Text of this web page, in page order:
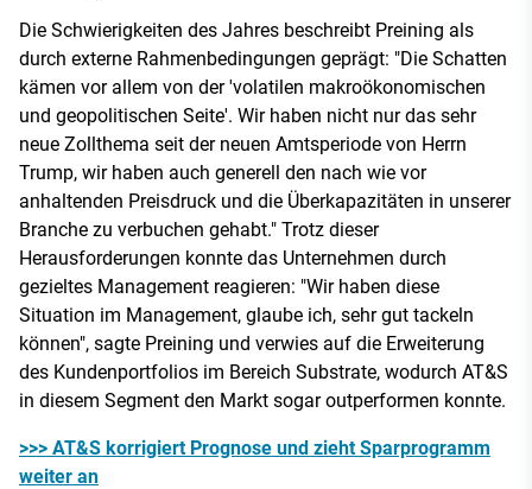
Die Schwierigkeiten des Jahres beschreibt Preining als
durch externe Rahmenbedingungen geprägt: "Die Schatten
kämen vor allem von der 'volatilen makroökonomischen
und geopolitischen Seite'. Wir haben nicht nur das sehr
neue Zollthema seit der neuen Amtsperiode von Herrn
Trump, wir haben auch generell den nach wie vor
anhaltenden Preisdruck und die Überkapazitäten in unserer
Branche zu verbuchen gehabt." Trotz dieser
Herausforderungen konnte das Unternehmen durch
gezieltes Management reagieren: "Wir haben diese
Situation im Management, glaube ich, sehr gut tackeln
können", sagte Preining und verwies auf die Erweiterung
des Kundenportfolios im Bereich Substrate, wodurch AT&S
in diesem Segment den Markt sogar outperformen konnte.
>>> AT&S korrigiert Prognose und zieht Sparprogramm
weiter an